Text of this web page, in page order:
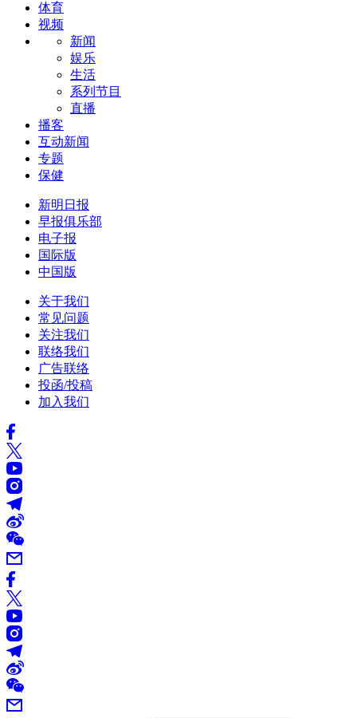
体育
视频
新闻
娱乐
生活
系列节目
直播
播客
互动新闻
专题
保健
新明日报
早报俱乐部
电子报
国际版
中国版
关于我们
常见问题
关注我们
联络我们
广告联络
投函/投稿
加入我们